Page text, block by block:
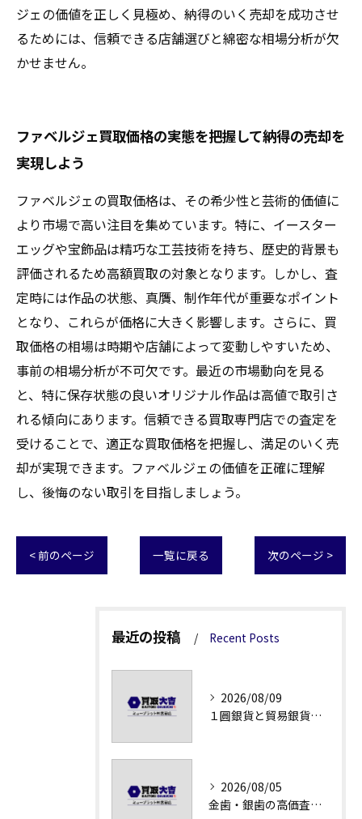
ジェの価値を正しく見極め、納得のいく売却を成功させ
るためには、信頼できる店舗選びと綿密な相場分析が欠
かせません。
ファベルジェ買取価格の実態を把握して納得の売却を
実現しよう
ファベルジェの買取価格は、その希少性と芸術的価値に
より市場で高い注目を集めています。特に、イースター
エッグや宝飾品は精巧な工芸技術を持ち、歴史的背景も
評価されるため高額買取の対象となります。しかし、査
定時には作品の状態、真贋、制作年代が重要なポイント
となり、これらが価格に大きく影響します。さらに、買
取価格の相場は時期や店舗によって変動しやすいため、
事前の相場分析が不可欠です。最近の市場動向を見る
と、特に保存状態の良いオリジナル作品は高値で取引さ
れる傾向にあります。信頼できる買取専門店での査定を
受けることで、適正な買取価格を把握し、満足のいく売
却が実現できます。ファベルジェの価値を正確に理解
し、後悔のない取引を目指しましょう。
< 前のページ 一覧に戻る 次のページ >
最近の投稿 Recent Posts
2026/08/09
１圓銀貨と貿易銀貨の買取価格解説
2026/08/05
金歯・銀歯の高価査定法徹底解説